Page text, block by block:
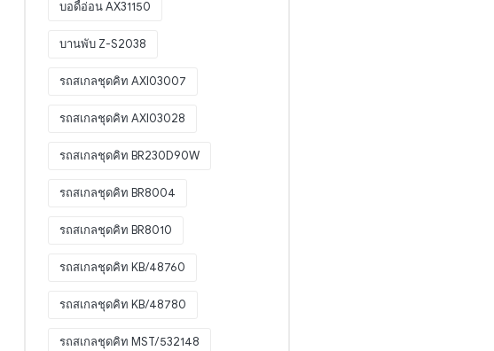
บอดี้อ่อน AX31150
บานพับ Z-S2038
รถสเกลชุดคิท AXI03007
รถสเกลชุดคิท AXI03028
รถสเกลชุดคิท BR230D90W
รถสเกลชุดคิท BR8004
รถสเกลชุดคิท BR8010
รถสเกลชุดคิท KB/48760
รถสเกลชุดคิท KB/48780
รถสเกลชุดคิท MST/532148